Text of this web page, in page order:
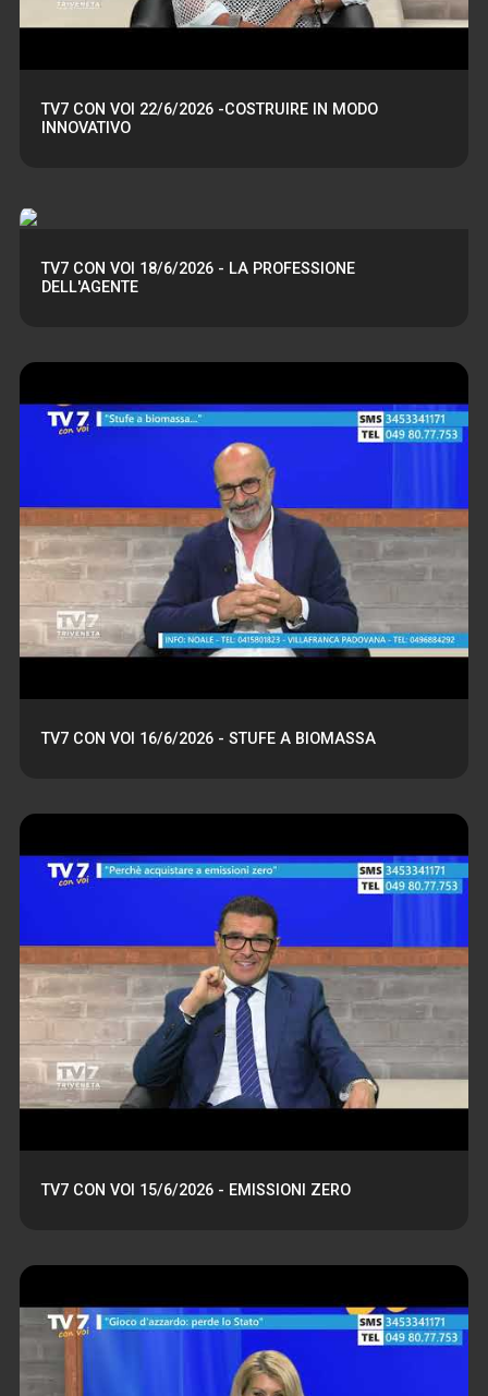
TV7 CON VOI 22/6/2026 -COSTRUIRE IN MODO
INNOVATIVO
TV7 CON VOI 18/6/2026 - LA PROFESSIONE
DELL'AGENTE
TV7 CON VOI 16/6/2026 - STUFE A BIOMASSA
TV7 CON VOI 15/6/2026 - EMISSIONI ZERO